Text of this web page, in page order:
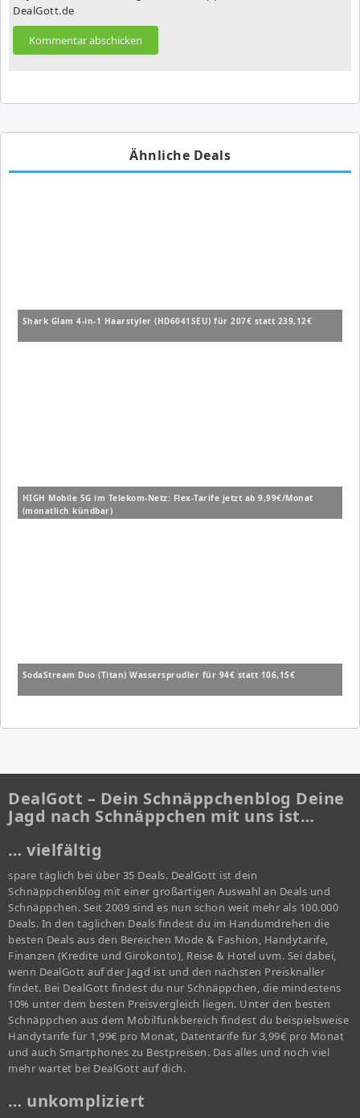
DealGott.de
Ähnliche Deals
Shark Glam 4-in-1 Haarstyler (HD6041SEU) für 207€ statt 239,12€
HIGH Mobile 5G im Telekom-Netz: Flex-Tarife jetzt ab 9,99€/Monat
(monatlich kündbar)
SodaStream Duo (Titan) Wassersprudler für 94€ statt 106,15€
DealGott – Dein Schnäppchenblog Deine
Jagd nach Schnäppchen mit uns ist…
… vielfältig
spare täglich bei über 35 Deals. DealGott ist dein
Schnäppchenblog mit einer großartigen Auswahl an Deals und
Schnäppchen. Seit 2009 sind es nun schon weit mehr als 100.000
Deals. In den täglichen Deals findest du im Handumdrehen die
besten Deals aus den Bereichen Mode & Fashion, Handytarife,
Finanzen (Kredite und Girokonto), Reise & Hotel uvm. Sei dabei,
wenn DealGott auf der Jagd ist und den nächsten Preisknaller
findet. Bei DealGott findest du nur Schnäppchen, die mindestens
10% unter dem besten Preisvergleich liegen. Unter den besten
Schnäppchen aus dem Mobilfunkbereich findest du beispielsweise
Handytarife für 1,99€ pro Monat, Datentarife für 3,99€ pro Monat
und auch Smartphones zu Bestpreisen. Das alles und noch viel
mehr wartet bei DealGott auf dich.
… unkompliziert